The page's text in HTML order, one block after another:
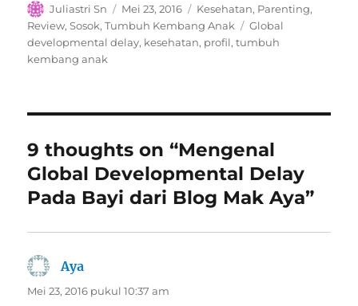
Author
Juliastri Sn
Posted
on
Mei 23, 2016 Categories
Kesehatan, Parenting,
Review,Sosok,Tumbuh Kembang Anak Tags
Global
developmental delay, kesehatan, profil,tumbuh
kembang anak
9 thoughts on “Mengenal
Global Developmental Delay
Pada Bayi dari Blog Mak Aya”
Aya
Mei 23, 2016 pukul 10:37 am